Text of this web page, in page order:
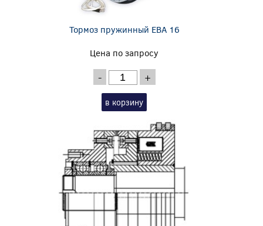
Тормоз пружинный EBA 16
Цена по запросу
- +
в корзину